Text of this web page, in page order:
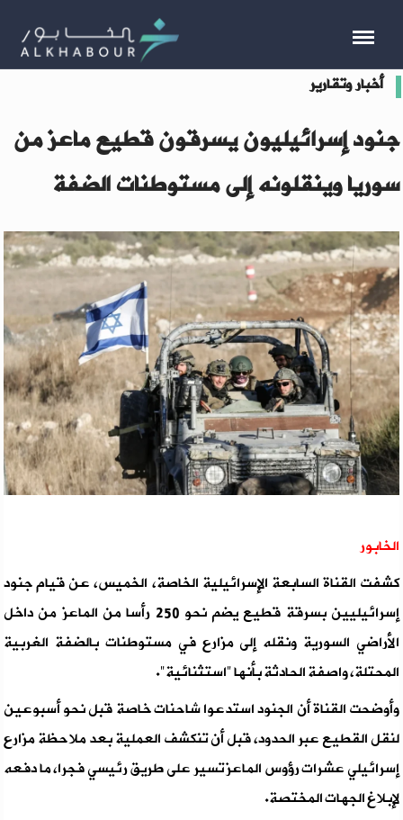
أخبار وتقارير
جنود إسرائيليون يسرقون قطيع ماعز من
سوريا وينقلونه إلى مستوطنات الضفة
الخابور
كشفت القناة السابعة الإسرائيلية الخاصة، الخميس، عن قيام جنود
إسرائيليين بسرقة قطيع يضم نحو 250 رأسا من الماعز من داخل
الأراضي السورية ونقله إلى مزارع في مستوطنات بالضفة الغربية
المحتلة، واصفة الحادثة بأنها "استثنائية".
وأوضحت القناة أن الجنود استدعوا شاحنات خاصة قبل نحو أسبوعين
لنقل القطيع عبر الحدود، قبل أن تنكشف العملية بعد ملاحظة مزارع
إسرائيلي عشرات رؤوس الماعز تسير على طريق رئيسي فجرا، ما دفعه
لإبلاغ الجهات المختصة.